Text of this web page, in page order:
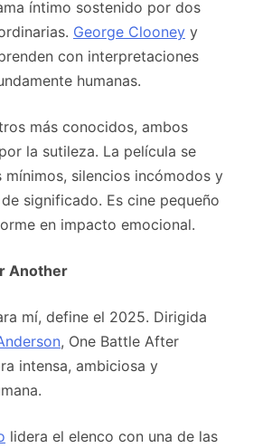
íntimo sostenido por dos
George Clooney y
con interpretaciones
humanas.
más conocidos, ambos
la sutileza. La película se
silencios incómodos y
significado. Es cine pequeño
en impacto emocional.
Another
mí, define el 2025. Dirigida
, One Battle After
intensa, ambiciosa y
lidera el elenco con una de las